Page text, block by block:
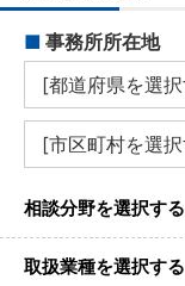
■ 事務所所在地
相談分野を選択する
取扱業種を選択する